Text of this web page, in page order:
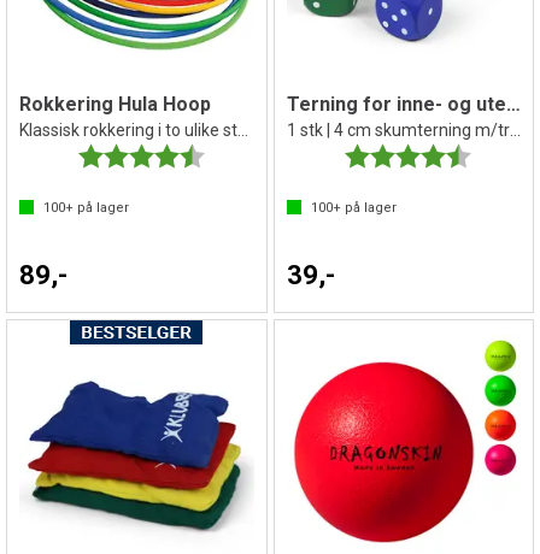
Rokkering Hula Hoop
Karakter:
4.1 av 5 mulige
100+ på lager
89,-
Terning for inne- og utebruk
1 stk | 4 cm skumterning m/trekk
Karakter:
100+på lager
39,-